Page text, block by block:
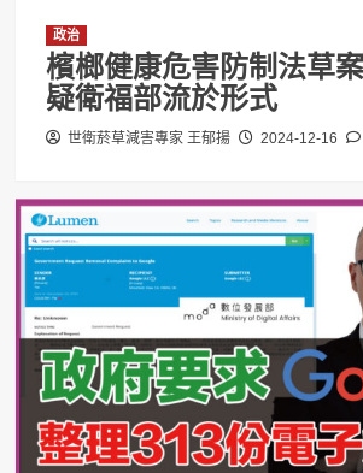
政治
檳榔健康危害防制法草
疑衛福部流於形式
世衛菸草減害專家 王郁揚 2024-12-16